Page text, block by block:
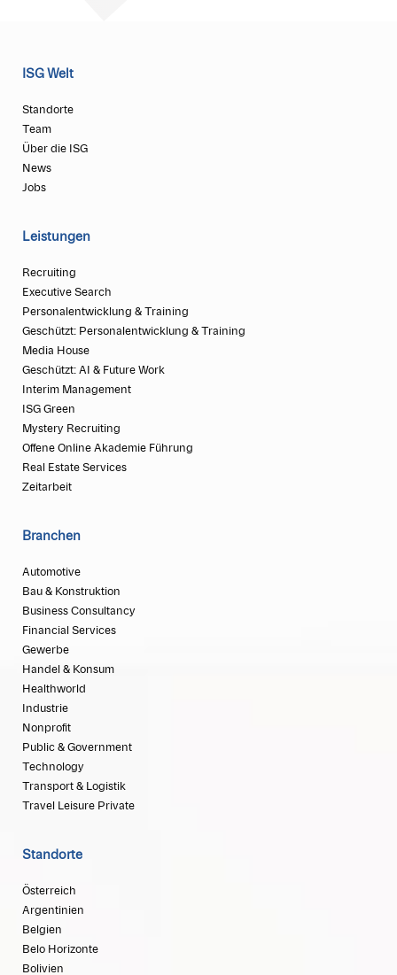
ISG Welt
Standorte
Team
Über die ISG
News
Jobs
Leistungen
Recruiting
Executive Search
Personalentwicklung & Training
Geschützt: Personalentwicklung & Training
Media House
Geschützt: AI & Future Work
Interim Management
ISG Green
Mystery Recruiting
Offene Online Akademie Führung
Real Estate Services
Zeitarbeit
Branchen
Automotive
Bau & Konstruktion
Business Consultancy
Financial Services
Gewerbe
Handel & Konsum
Healthworld
Industrie
Nonprofit
Public & Government
Technology
Transport & Logistik
Travel Leisure Private
Standorte
Österreich
Argentinien
Belgien
Belo Horizonte
Bolivien